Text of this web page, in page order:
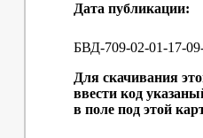
Дата публикации:
БВД-709-02-01-17-
Для скачивания
ввести код
в поле под этой